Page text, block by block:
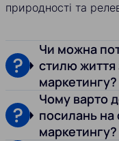
природності та
Чи можна
стилю
маркетингу?
Чому варто
посилань на
маркетингу?